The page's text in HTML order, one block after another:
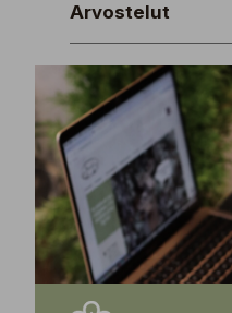
Arvostelut